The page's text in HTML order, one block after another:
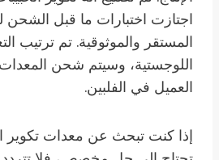
اجتازت اختبارات ما قبل الشحن
المستقر والموثوقية. تم ترتيب
اللوجستية، وسيتم شحن
العميل في الفلبين.
إذا كنت تبحث عن معدات تكوير